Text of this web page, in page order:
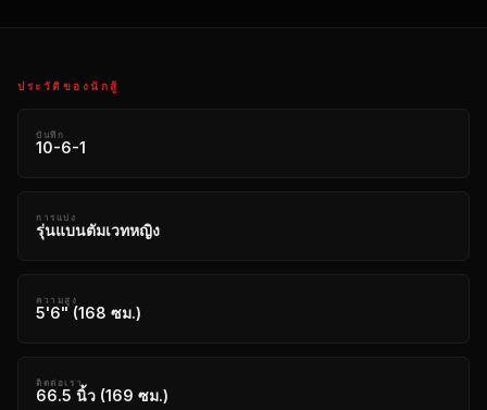
ประวัติของนักสู้
บันทึก
10-6-1
การแบ่ง
รุ่นแบนตัมเวทหญิง
ความสูง
5'6" (168 ซม.)
ติดต่อเรา
66.5 นิ้ว (169 ซม.)